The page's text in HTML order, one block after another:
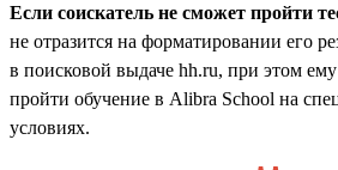
Если соискатель не сможет пройти
не отразится на форматировании его
в поисковой выдаче hh.ru, при этом
пройти обучение в Alibra School на
условиях.